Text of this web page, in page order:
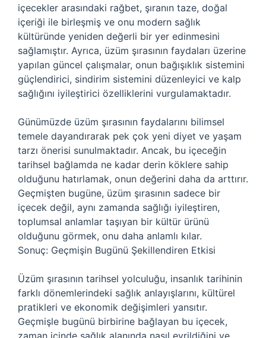
içecekler arasındaki rağbet, şıranın taze, doğal
içeriği ile birleşmiş ve onu modern sağlık
kültüründe yeniden değerli bir yer edinmesini
sağlamıştır. Ayrıca, üzüm şırasının faydaları üzerine
yapılan güncel çalışmalar, onun bağışıklık sistemini
güçlendirici, sindirim sistemini düzenleyici ve kalp
sağlığını iyileştirici özelliklerini vurgulamaktadır.
Günümüzde üzüm şırasının faydalarını bilimsel
temele dayandırarak pek çok yeni diyet ve yaşam
tarzı önerisi sunulmaktadır. Ancak, bu içeceğin
tarihsel bağlamda ne kadar derin köklere sahip
olduğunu hatırlamak, onun değerini daha da arttırır.
Geçmişten bugüne, üzüm şırasının sadece bir
içecek değil, aynı zamanda sağlığı iyileştiren,
toplumsal anlamlar taşıyan bir kültür ürünü
olduğunu görmek, onu daha anlamlı kılar.
Sonuç: Geçmişin Bugünü Şekillendiren Etkisi
Üzüm şırasının tarihsel yolculuğu, insanlık tarihinin
farklı dönemlerindeki sağlık anlayışlarını, kültürel
pratikleri ve ekonomik değişimleri yansıtır.
Geçmişle bugünü birbirine bağlayan bu içecek,
zaman içinde sağlık alanında nasıl evrildiğini ve